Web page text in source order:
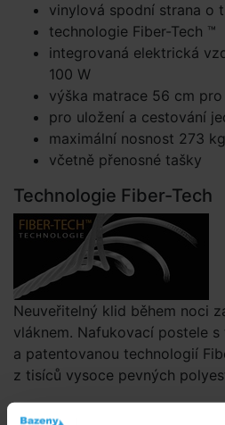
vinylová spodní strana o
technologie Fiber-Tech ™
integrovaná elektrická
100 W
výška matrace 56 cm
pro uložení a cestování
maximální nosnost 273 kg
včetně přenosné tašky
Technologie Fiber-Tech
Neuveřitelný klid během noci
vláknem. Nafukovací postele
a patentovanou technologií
z tisíců vysoce pevných
Odolnost a pohodlí